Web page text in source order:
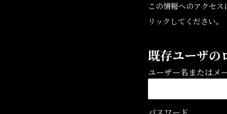
この情報へのアクセ
リックしてください。
既存ユーザの
ユーザー名またはメ